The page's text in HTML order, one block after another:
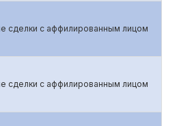
сделки с аффилированным лицом
сделки с аффилированным лицом